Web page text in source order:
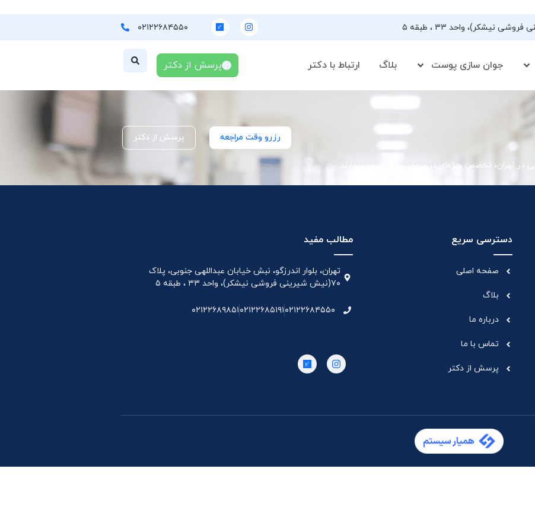
۰۲۱۲۲۶۸۴۵۵۰
جوان سازی پوست بلاگ ارتباط با دکتر پرسش از دکتر
در تهران، تخصص ویژه‌ای در درمان جوش صورت دارند
رزرو وقت مراجعه پرسش از دکتر
دسترسی سریع
صفحه اصلی
بلاگ
درباره ما
تماس با ما
پرسش از دکتر
مطالب مفید
تهران، بلوار اندرزگو، نبش خیابان عبداللهی جنوبی، پلاک
۷۰(نیش شیرینی فروشی نیشکر)، واحد ۳۳ ، طبقه ۵
۰۲۱۲۲۶۸۴۵۵۰۰۲۱۲۲۶۸۵۱۹۱۰۲۱۲۲۶۸۹۸۵۱